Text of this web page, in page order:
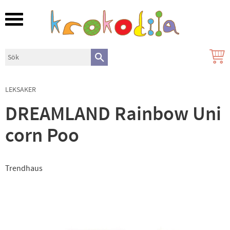
Meny
LEKSAKER
DREAMLAND Rainbow Uni
corn Poo
Trendhaus